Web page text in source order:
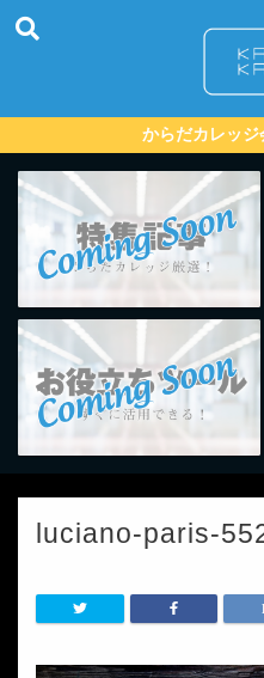
からだカレッジ
luciano-paris-